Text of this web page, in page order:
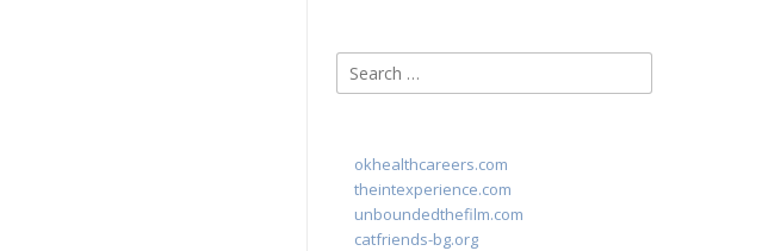
Search
for:
okhealthcareers.com
theintexperience.com
unboundedthefilm.com
catfriends-bg.org